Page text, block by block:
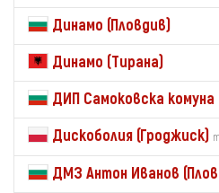
Динамо (Пловдив)
Динамо (Тирана)
ДИП Самоковска комуна
Дискоболия (Гроджиск)
ДМЗ Антон Иванов